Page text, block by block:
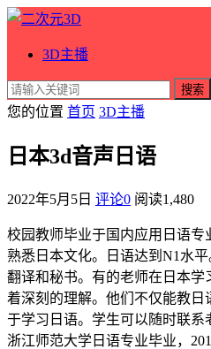
3D主播
搜索
您的位置 首页 3D主播
日本3d音声日语
2022年5月5日 评论0 阅读1,480
校园教师毕业于国内应用日语
熟悉日本文化。日语达到N1水
翻译和秘书。有的老师在日本学
着深刻的理解。他们不仅能教
于学习日语。学生可以随时联系
浙江师范大学日语专业毕业，